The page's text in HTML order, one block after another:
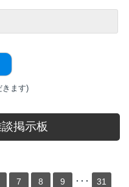
きます)
掲示板
7 8 9 ･･･ 31